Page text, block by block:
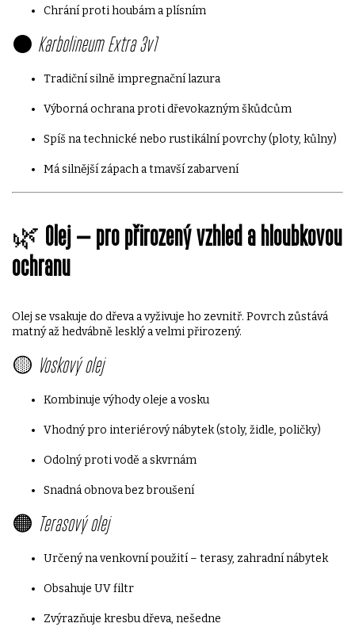
Chrání proti houbám a plísním
⚫ Karbolineum Extra 3v1
Tradiční silně impregnační lazura
Výborná ochrana proti dřevokazným škůdcům
Spíš na technické nebo rustikální povrchy (ploty, kůlny)
Má silnější zápach a tmavší zabarvení
🌿 Olej – pro přirozený vzhled a hloubkovou
ochranu
Olej se vsakuje do dřeva a vyživuje ho zevnitř. Povrch zůstává
matný až hedvábně lesklý a velmi přirozený.
🟡 Voskový olej
Kombinuje výhody oleje a vosku
Vhodný pro interiérový nábytek (stoly, židle, poličky)
Odolný proti vodě a skvrnám
Snadná obnova bez broušení
🟠 Terasový olej
Určený na venkovní použití – terasy, zahradní nábytek
Obsahuje UV filtr
Zvýrazňuje kresbu dřeva, nešedne